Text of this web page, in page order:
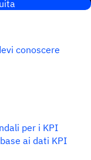
conoscere
per i KPI
ai dati KPI